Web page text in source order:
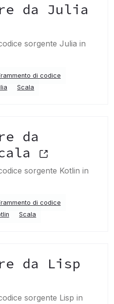
da Julia
sorgente Julia in
di codice
Scala
da
sorgente Kotlin in
di codice
Scala
da Lisp
sorgente Lisp in